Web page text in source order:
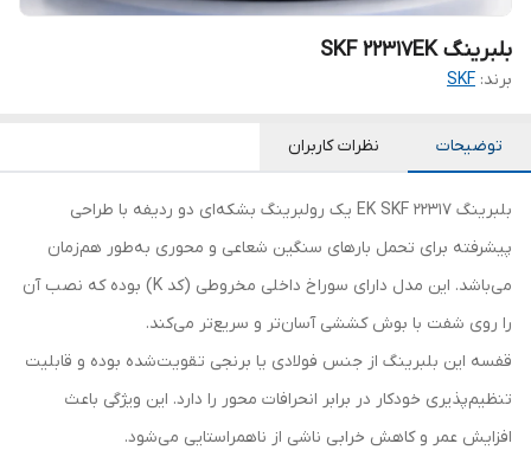
بلبرینگ SKF 22317EK
برند: SKF
توضیحات نظرات کاربران
بلبرینگ 22317 EK SKF یک رولبرینگ بشکه‌ای دو ردیفه با طراحی
پیشرفته برای تحمل بارهای سنگین شعاعی و محوری به‌طور هم‌زمان
می‌باشد. این مدل دارای سوراخ داخلی مخروطی (کد K) بوده که نصب آن
را روی شفت با بوش کششی آسان‌تر و سریع‌تر می‌کند.
قفسه این بلبرینگ از جنس فولادی یا برنجی تقویت‌شده بوده و قابلیت
تنظیم‌پذیری خودکار در برابر انحرافات محور را دارد. این ویژگی باعث
افزایش عمر و کاهش خرابی ناشی از ناهمراستایی می‌شود.